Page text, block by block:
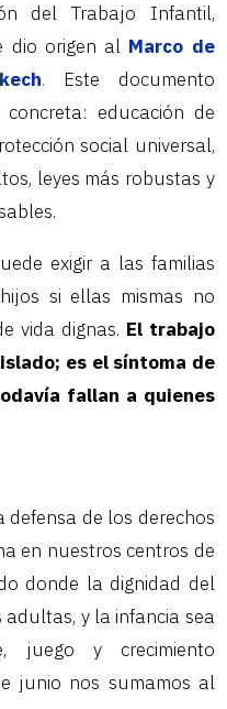
del Trabajo Infantil,
dio origen al Marco de
. Este documento
educación de
social universal,
leyes más robustas y
exigir a las familias
si ellas mismas no
vida dignas. El trabajo
es el síntoma de
fallan a quienes
de los derechos
en nuestros centros de
donde la dignidad del
y la infancia sea
juego y crecimiento
junio nos sumamos al